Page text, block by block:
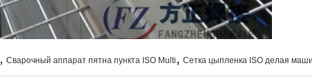
, Сварочный аппарат пятна пункта ISO Multi , Сетка цыпленка ISO делая